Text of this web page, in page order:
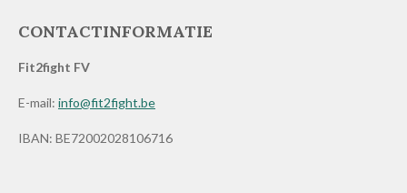
CONTACTINFORMATIE
Fit2fight FV
E-mail: info@fit2fight.be
IBAN: BE72002028106716